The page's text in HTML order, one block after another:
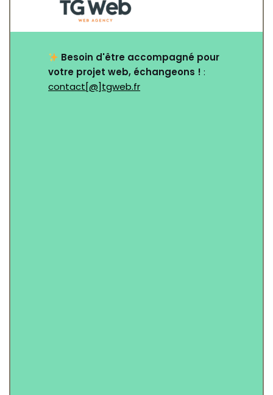
Besoin d'être accompagné pour
votre projet web, échangeons ! :
contact[@]tgweb.fr